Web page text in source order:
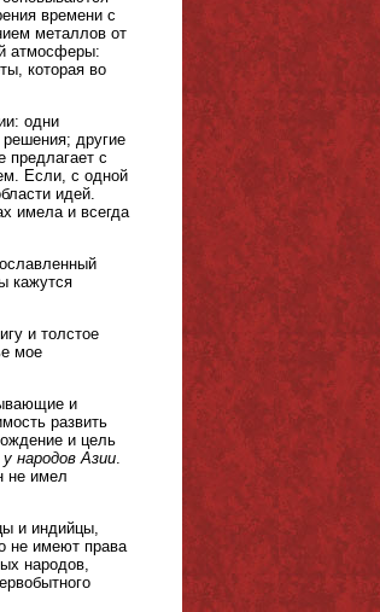
времени с
металлов от
атмосферы:
которая во
одни
другие
предлагает с
Если, с одной
идей.
имела и всегда
кажутся
и толстое
мое
и
развить
и цель
народов Азии.
не имел
и индийцы,
не имеют права
народов,